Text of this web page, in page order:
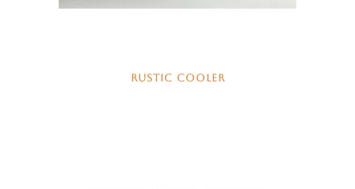
RUSTIC COOLER